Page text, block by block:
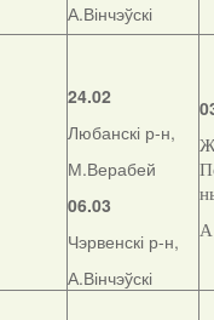
А.Вінчэўскі
24.02
Любанскі р-н,
М.Верабей
06.03
Чэрвенскі р-н,
А.Вінчэўскі